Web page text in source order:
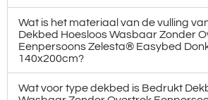
Wat is het materiaal van de vulling
Dekbed Hoesloos Wasbaar Zonder
Eenpersoons Zelesta® Easybed
140x200cm?
Wat voor type dekbed is Bedrukt